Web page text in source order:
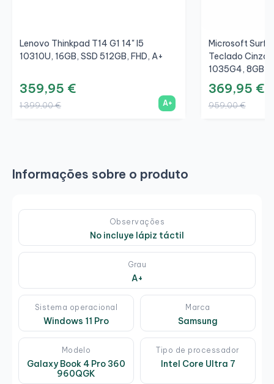
Lenovo Thinkpad T14 G1 14" I5
10310U, 16GB, SSD 512GB, FHD, A+
359,95 €
1 399,00 € A+
Microsoft
Teclado Cinza/
1035G4, 8GB,
369,95 €
959,00 €
Informações sobre o produto
Observações
No incluye lápiz táctil
Grau
A+
Sistema operacional
Windows 11 Pro
Marca
Samsung
Modelo
Galaxy Book 4 Pro 360
960QGK
Tipo de processador
Intel Core Ultra 7